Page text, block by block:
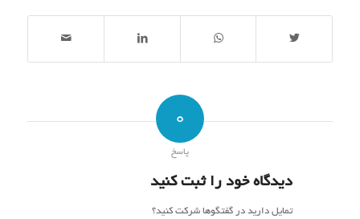
0
پاسخ
دیدگاه خود را ثبت کنید
تمایل دارید در گفتگوها شرکت کنید؟